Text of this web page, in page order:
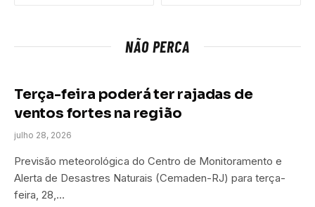
NÃO PERCA
Terça-feira poderá ter rajadas de
ventos fortes na região
julho 28, 2026
Previsão meteorológica do Centro de Monitoramento e
Alerta de Desastres Naturais (Cemaden-RJ) para terça-
feira, 28,…